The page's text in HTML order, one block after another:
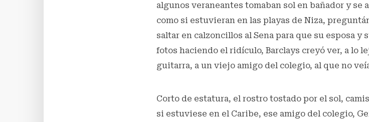
algunos veraneantes tomaban sol en bañador y se
como si estuvieran en las playas de Niza,
saltar en calzoncillos al Sena para que su esposa y
fotos haciendo el ridículo, Barclays creyó ver, a lo
guitarra, a un viejo amigo del colegio, al que no
Corto de estatura, el rostro tostado por el sol,
si estuviese en el Caribe, ese amigo del colegio,